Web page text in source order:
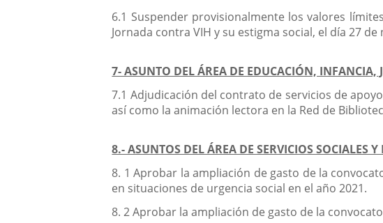
6.1 Suspender provisionalmente los valores
Jornada contra VIH y su estigma social, el día 27
7- ASUNTO DEL ÁREA DE EDUCACIÓN, INFANCIA,
7.1 Adjudicación del contrato de servicios de
así como la animación lectora en la Red de
8.- ASUNTOS DEL ÁREA DE SERVICIOS SOCIALES
8. 1 Aprobar la ampliación de gasto de la
en situaciones de urgencia social en el año 2021.
8. 2 Aprobar la ampliación de gasto de la